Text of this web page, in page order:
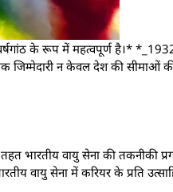
के रूप में महत्वपूर्ण है।*
न केवल देश की सीमाओं की
भारतीय वायु सेना की तकनीकी
वायु सेना में करियर के प्रति